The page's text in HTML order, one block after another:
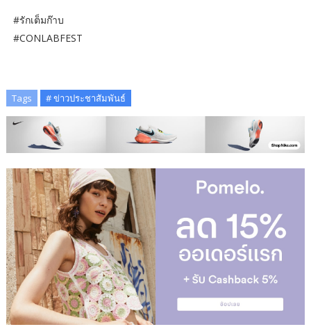
#รักเต็มก๊าบ
#CONLABFEST
Tags # ข่าวประชาสัมพันธ์